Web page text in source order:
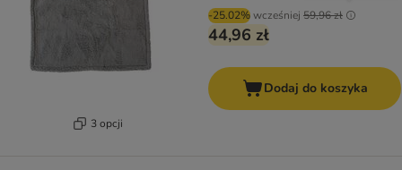
3 opcji
-25.02%wcześniej 59,96 zł
44,96 zł
Dodaj do koszyka